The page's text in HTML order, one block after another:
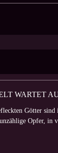
WARTET
Götter sind
Opfer, in